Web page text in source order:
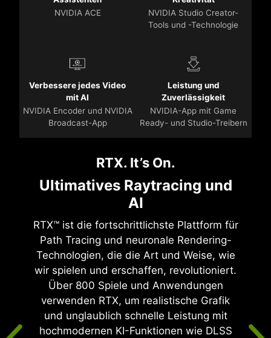
NVIDIA ACE
NVIDIA Studio Creator-
Tools und -Technologie
Verbessere jedes Video
mit AI
NVIDIA Encoder und NVIDIA
Broadcast-App
Leistung und
Zuverlässigkeit
NVIDIA-App mit Game
Ready- und Studio-Treibern
RTX. It’s On.
Ultimatives Raytracing und
AI
RTX™ ist die fortschrittlichste Plattform für
Path Tracing und neuronale Rendering-
Technologien, die die Art und Weise, wie
wir spielen und erschaffen, revolutioniert.
Über 800 Spiele und Anwendungen
verwenden RTX, um realistische Grafik
und unglaublich schnelle Leistung mit
hochmodernen KI-Funktionen wie DLSS